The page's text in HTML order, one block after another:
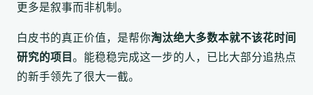
更多是叙事而非机制。
白皮书的真正价值，是帮你淘汰绝大多数本就不该花时间
研究的项目 。能稳稳完成这一步的人，已比大部分追热点
的新手领先了很大一截。